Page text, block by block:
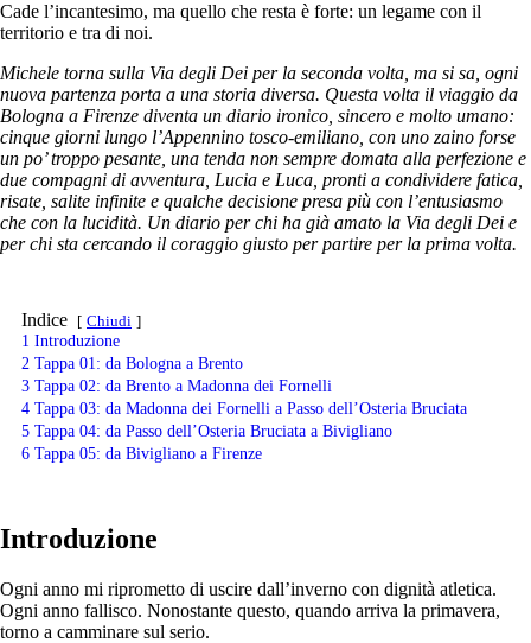
Cade l’incantesimo, ma quello che resta è forte: un legame con il
territorio e tra di noi.
Michele torna sulla Via degli Dei per la seconda volta, ma si sa, ogni
nuova partenza porta a una storia diversa. Questa volta il viaggio da
Bologna a Firenze diventa un diario ironico, sincero e molto umano:
cinque giorni lungo l’Appennino tosco-emiliano, con uno zaino forse
un po’ troppo pesante, una tenda non sempre domata alla perfezione e
due compagni di avventura, Lucia e Luca, pronti a condividere fatica,
risate, salite infinite e qualche decisione presa più con l’entusiasmo
che con la lucidità. Un diario per chi ha già amato la Via degli Dei e
per chi sta cercando il coraggio giusto per partire per la prima volta.
Indice Chiudi
1 Introduzione
2 Tappa 01: da Bologna a Brento
3 Tappa 02: da Brento a Madonna dei Fornelli
4 Tappa 03: da Madonna dei Fornelli a Passo dell’Osteria Bruciata
5 Tappa 04: da Passo dell’Osteria Bruciata a Bivigliano
6 Tappa 05: da Bivigliano a Firenze
Introduzione
Ogni anno mi riprometto di uscire dall’inverno con dignità atletica.
Ogni anno fallisco. Nonostante questo, quando arriva la primavera,
torno a camminare sul serio.